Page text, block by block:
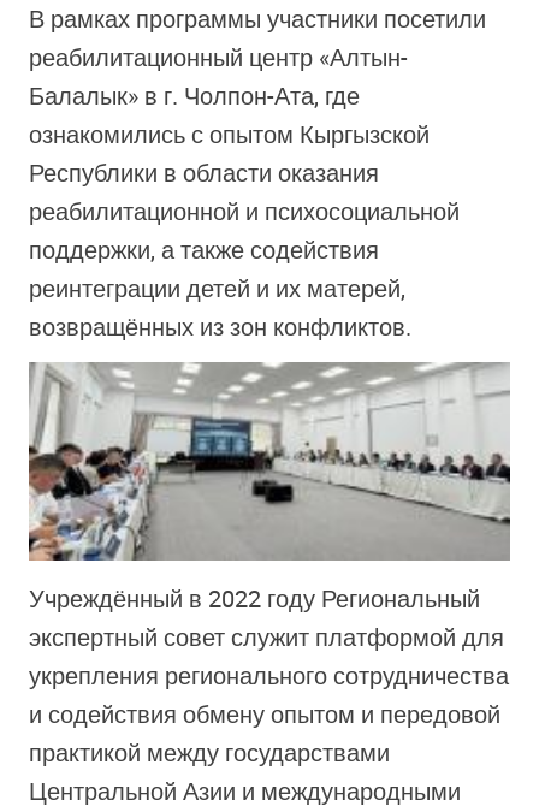
В рамках программы участники посетили
реабилитационный центр «Алтын-
Балалык» в г. Чолпон-Ата, где
ознакомились с опытом Кыргызской
Республики в области оказания
реабилитационной и психосоциальной
поддержки, а также содействия
реинтеграции детей и их матерей,
возвращённых из зон конфликтов.
Учреждённый в 2022 году Региональный
экспертный совет служит платформой для
укрепления регионального сотрудничества
и содействия обмену опытом и передовой
практикой между государствами
Центральной Азии и международными